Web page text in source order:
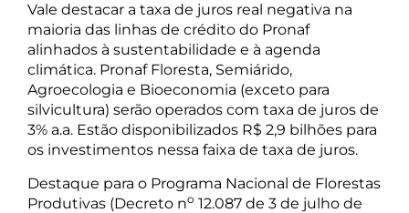
Vale destacar a taxa de juros real negativa na
maioria das linhas de crédito do Pronaf
alinhados à sustentabilidade e à agenda
climática. Pronaf Floresta, Semiárido,
Agroecologia e Bioeconomia (exceto para
silvicultura) serão operados com taxa de juros de
3% a.a. Estão disponibilizados R$ 2,9 bilhões para
os investimentos nessa faixa de taxa de juros.
Destaque para o Programa Nacional de Florestas
Produtivas (Decreto no 12.087 de 3 de julho de